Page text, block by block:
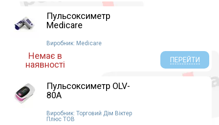
Пульсоксиметр
Medicare
Виробник: Medicare
Немає в
наявності
ПЕРЕЙТИ
Пульсоксиметр OLV-
80A
Виробник: Торговий Дім Віктер
Плюс ТОВ